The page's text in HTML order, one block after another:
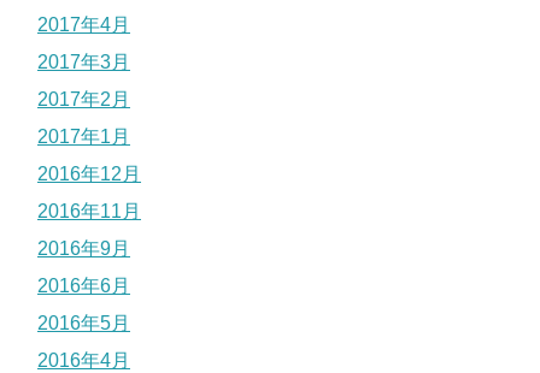
2017年4月
2017年3月
2017年2月
2017年1月
2016年12月
2016年11月
2016年9月
2016年6月
2016年5月
2016年4月